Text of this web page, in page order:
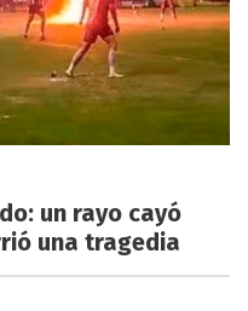
un rayo cayó
una tragedia